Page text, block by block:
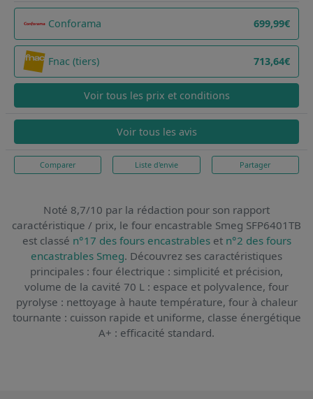
Conforama 699,99€
Fnac (tiers) 713,64€
Voir tous les prix et conditions
Voir tous les avis
Comparer Liste d'envie Partager
Noté 8,7/10 par la rédaction pour son rapport
caractéristique / prix, le four encastrable Smeg SFP6401TB
est classé n°17 des fours encastrableset n°2 des fours
encastrables Smeg. Découvrez ses caractéristiques
principales : four électrique : simplicité et précision,
volume de la cavité 70 L : espace et polyvalence, four
pyrolyse : nettoyage à haute température, four à chaleur
tournante : cuisson rapide et uniforme, classe énergétique
A+ : efficacité standard.